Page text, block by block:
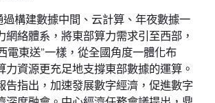
過構建數據中間、云計算、年夜數據一
網絡體系，將東部算力需求引至西部，
電東送”一樣，從全國角度一體化布
力資源更充足地支撐東部數據的運算。
告指出，加速發展數字經濟，促進數字